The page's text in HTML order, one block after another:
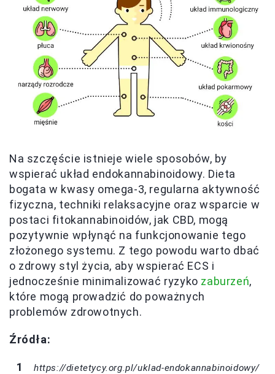
Na szczęście istnieje wiele sposobów, by
wspierać układ endokannabinoidowy. Dieta
bogata w kwasy omega-3, regularna aktywność
fizyczna, techniki relaksacyjne oraz wsparcie w
postaci fitokannabinoidów, jak CBD, mogą
pozytywnie wpłynąć na funkcjonowanie tego
złożonego systemu. Z tego powodu warto dbać
o zdrowy styl życia, aby wspierać ECS i
jednocześnie minimalizować ryzyko zaburzeń,
które mogą prowadzić do poważnych
problemów zdrowotnych.
Źródła:
https://dietetycy.org.pl/uklad-endokannabinoidowy/